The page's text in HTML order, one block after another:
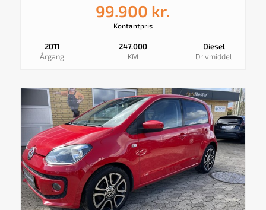
99.900 kr.
Kontantpris
2011
Årgang
247.000
KM
Diesel
Drivmiddel